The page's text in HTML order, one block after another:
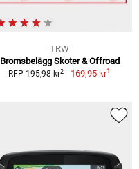
TRW
Bromsbelägg Skoter & Offroad
RFP 195,98 kr2 169,95 kr1